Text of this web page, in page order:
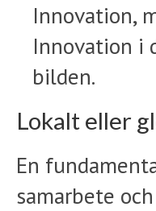
Innovation,
Innovation i
bilden.
Lokalt eller
En
samarbete